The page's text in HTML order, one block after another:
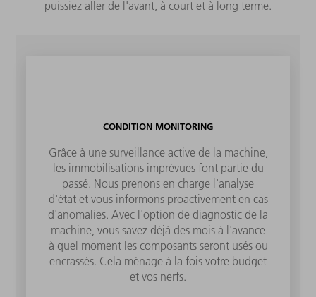
puissiez aller de l'avant, à court et à long terme.
CONDITION MONITORING
Grâce à une surveillance active de la machine,
les immobilisations imprévues font partie du
passé. Nous prenons en charge l'analyse
d'état et vous informons proactivement en cas
d'anomalies. Avec l'option de diagnostic de la
machine, vous savez déjà des mois à l'avance
à quel moment les composants seront usés ou
encrassés. Cela ménage à la fois votre budget
et vos nerfs.